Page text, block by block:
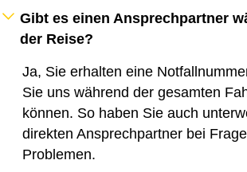
Gibt es einen Ansprechpartner
der Reise?
Ja, Sie erhalten eine
Sie uns während der gesamten
können. So haben Sie auch
direkten Ansprechpartner bei
Problemen.